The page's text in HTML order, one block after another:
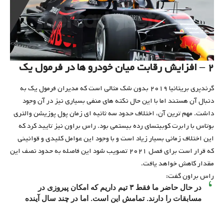
۲ – افزایش رقابت میان خودرو ها در فرمول یک
گرندپری بریتانیا ۲۰۱۹ بدون شک مثالی است که مدیران فرمول یک به
دنبال آن هستند اما با این حال نکته های منفی بسیاری نیز در آن وجود
داشت. مهم ترین آن، اختلاف حدود سه ثانیه ای زمان پول پوزیشن والتری
بوتاس با رابرت کوبیتسای رده بیستمی بود. راس براون نیز تایید کرد که
این اختلاف زمانی بسیار زیاد است و با وجود این عوامل کلیدی و قوانینی
که قرار است برای فصل ۲۰۲۱ تصویب شود این فاصله به حدود نصف این
مقدار کاهش خواهد یافت.
راس براون گفت:
در حال حاضر ما فقط ۳ تیم داریم که امکان پیروزی در
مسابقات را دارند. تمامش این است. اما در چند سال آینده